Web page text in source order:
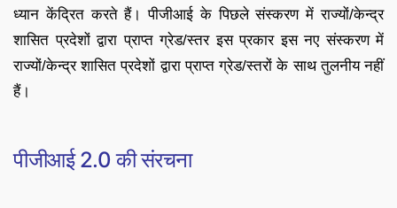
ध्यान केंद्रित करते हैं। पीजीआई के पिछले संस्करण में राज्यों/केन्‍द्र
शासित प्रदेशों द्वारा प्राप्त ग्रेड/स्तर इस प्रकार इस नए संस्करण में
राज्यों/केन्‍द्र शासित प्रदेशों द्वारा प्राप्त ग्रेड/स्तरों के साथ तुलनीय नहीं
हैं।
पीजीआई 2.0 की संरचना